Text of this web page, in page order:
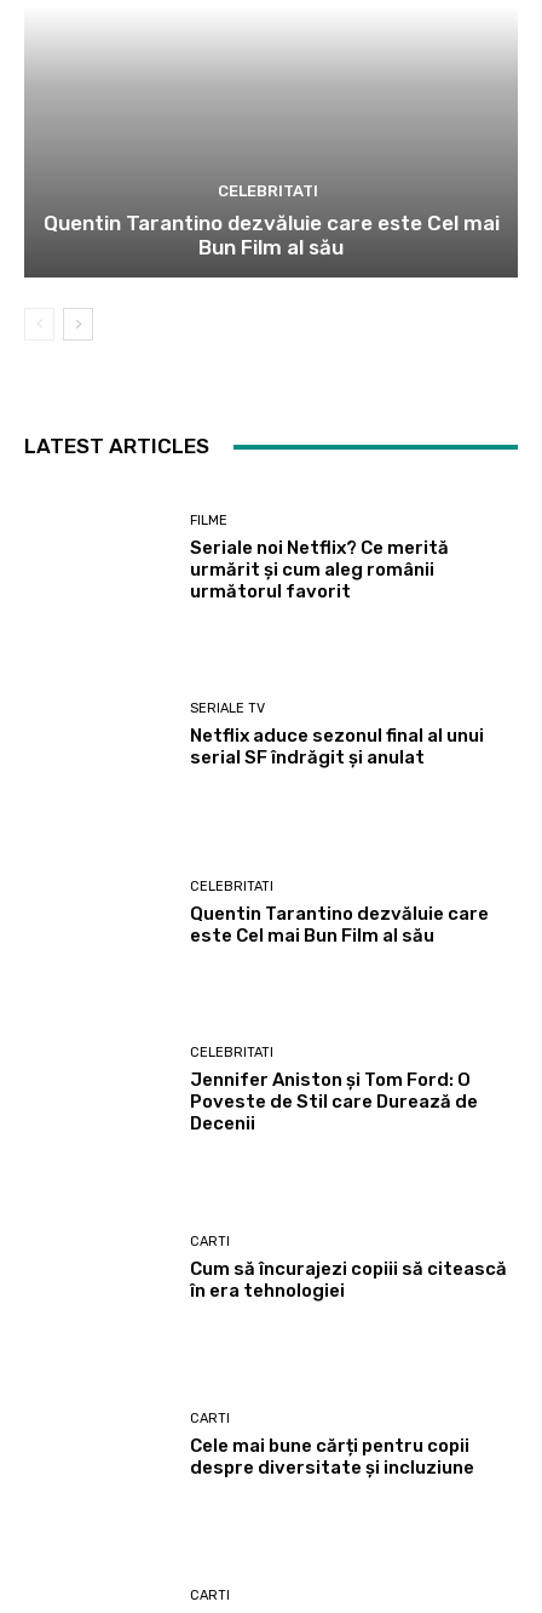
CELEBRITATI
Quentin Tarantino dezvăluie care este Cel mai
Bun Film al său
LATEST ARTICLES
FILME
Seriale noi Netflix? Ce merită
urmărit și cum aleg românii
următorul favorit
SERIALE TV
Netflix aduce sezonul final al unui
serial SF îndrăgit și anulat
CELEBRITATI
Quentin Tarantino dezvăluie care
este Cel mai Bun Film al său
CELEBRITATI
Jennifer Aniston și Tom Ford: O
Poveste de Stil care Durează de
Decenii
CARTI
Cum să încurajezi copiii să citească
în era tehnologiei
CARTI
Cele mai bune cărți pentru copii
despre diversitate și incluziune
CARTI